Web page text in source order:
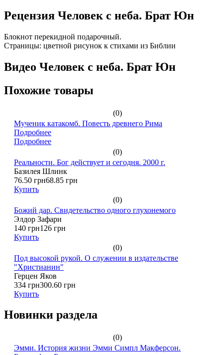
Рецензия Человек с неба. Брат Юн
Блокнот перекидной подарочный.
Страницы: цветной рисунок к стихами из Библии
Видео Человек с неба. Брат Юн
Похожие товары
(0)
Мученик катакомб. Повесть древнего Рима
Подробнее
Подробнее
(0)
Реальности. Бог действует и сегодня. 2000 г.
Базилея Шлинк
76.50 грн68.85 грн
Купить
(0)
Божий дар. Свидетельство одного глухонемого
Элдор Зафари
140 грн126 грн
Купить
(0)
Под высокой рукой. О служении в издательстве
"Христианин"
Герцен Яков
334 грн300.60 грн
Купить
Новинки раздела
(0)
Эмми. История жизни Эмми Симпл Макферсон.